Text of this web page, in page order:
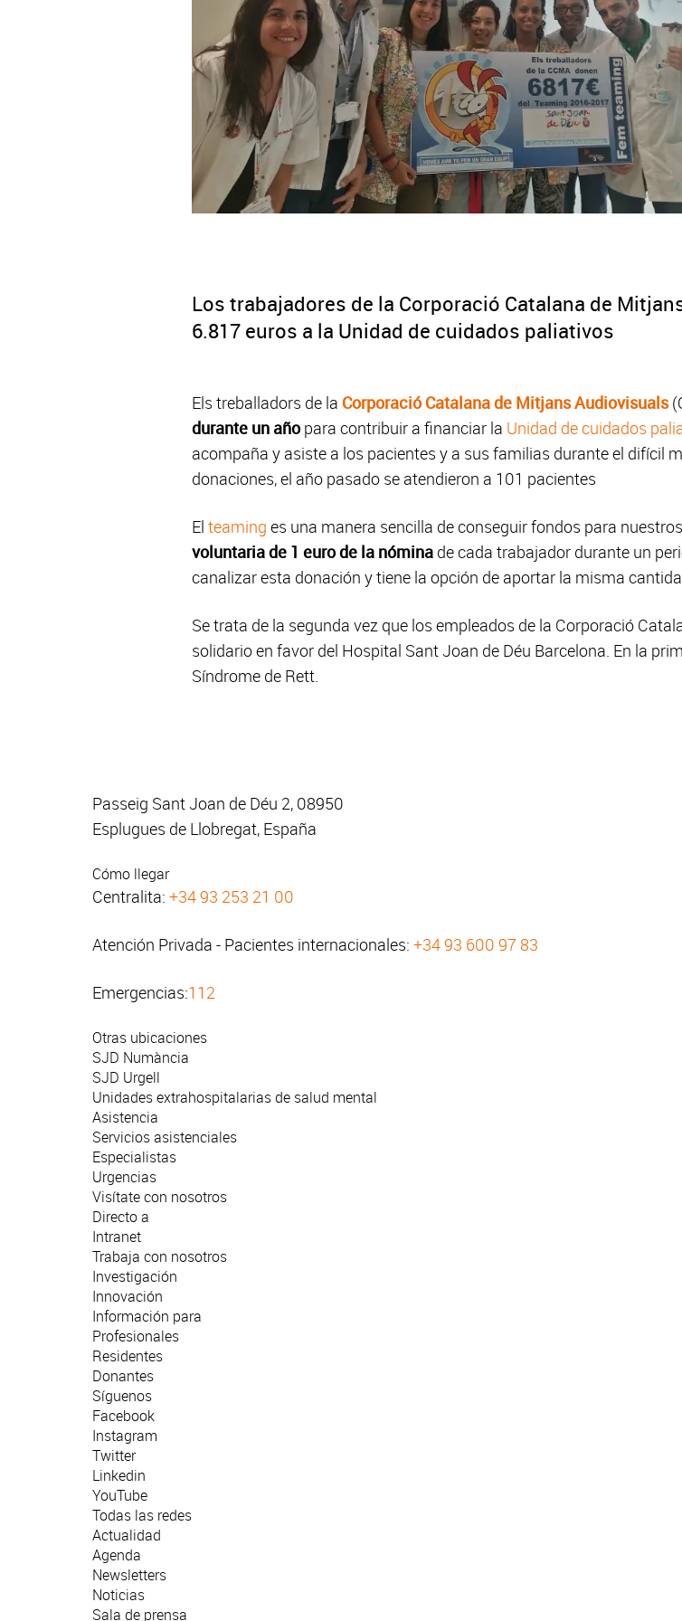
Los trabajadores de la Corporació Catalana de
6.817 euros a la Unidad de cuidados paliativos
Els treballadors de la Corporació Catalana de Mitjans Audiovisuals
durante un añopara contribuir a financiar la Unidad de cuidados
acompaña y asiste a los pacientes y a sus familias durante el difícil
donaciones, el año pasado se atendieron a 101 pacientes
El teaming es una manera sencilla de conseguir fondos para
voluntaria de 1 euro de la nómina de cada trabajador durante un
canalizar esta donación y tiene la opción de aportar la misma
Se trata de la segunda vez que los empleados de la Corporació
solidario en favor del Hospital Sant Joan de Déu Barcelona. En la
Síndrome de Rett.
Passeig Sant Joan de Déu 2, 08950
Esplugues de Llobregat, España
Cómo llegar
Centralita: +34 93 253 21 00
Atención Privada - Pacientes internacionales: +34 93 600 97 83
Emergencias:112
Otras ubicaciones
SJD Numància
SJD Urgell
Unidades extrahospitalarias de salud mental
Asistencia
Servicios asistenciales
Especialistas
Urgencias
Visítate con nosotros
Directo a
Intranet
Trabaja con nosotros
Investigación
Innovación
Información para
Profesionales
Residentes
Donantes
Síguenos
Facebook
Instagram
Twitter
Linkedin
YouTube
Todas las redes
Actualidad
Agenda
Newsletters
Noticias
Sala de prensa